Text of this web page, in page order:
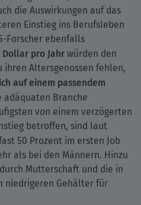
die Auswirkungen auf das
Einstieg ins Berufsleben
Forscher ebenfalls
pro Jahrwürden den
Altersgenossen fehlen,
auf einem passendem
adäquaten Branche
von einem verzögerten
betroffen, sind laut
50 Prozent im ersten Job
als bei den Männern. Hinzu
Mutterschaft und die in
niedrigeren Gehälter für